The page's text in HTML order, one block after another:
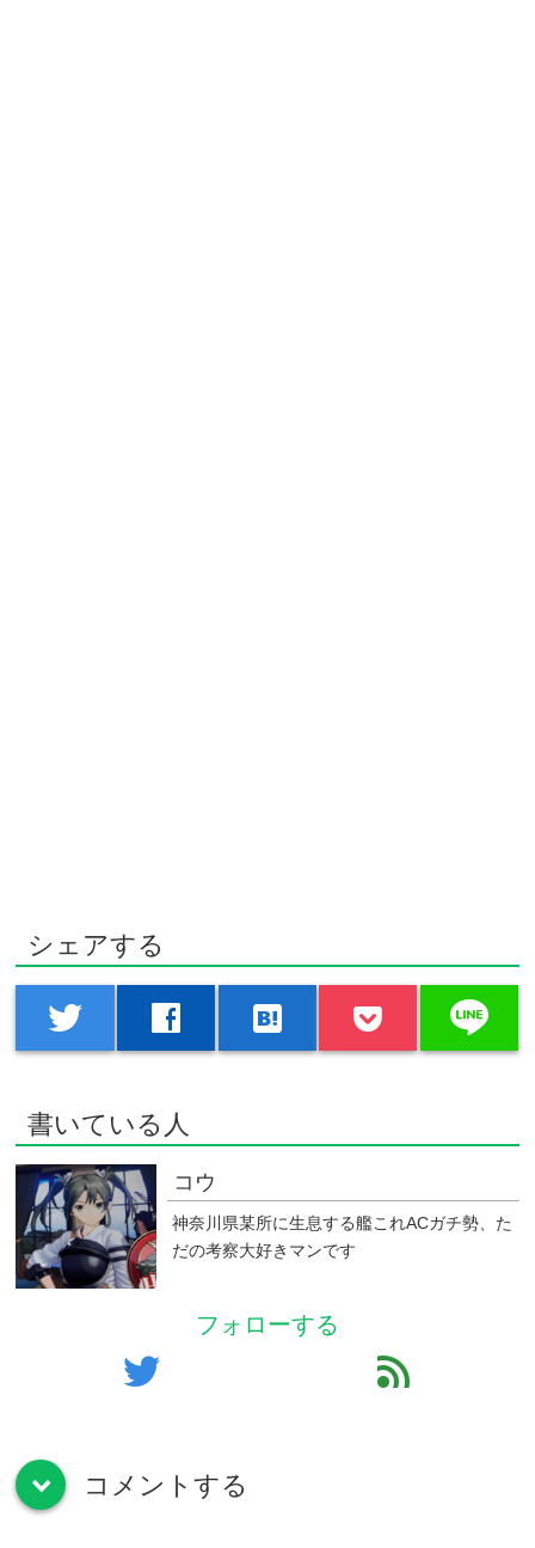
シェアする
twitter facebook hatenabookmark line
書いている人
コウ
神奈川県某所に生息する艦これACガチ勢、た
だの考察大好きマンです
フォローする
twitter feed
down コメントする